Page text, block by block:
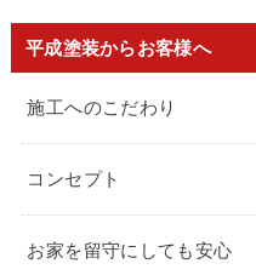
平成塗装からお客様へ
施工へのこだわり
コンセプト
お家を留守にしても安心